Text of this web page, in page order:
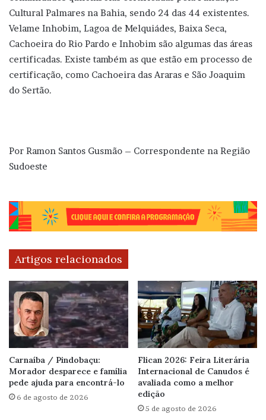
Cultural Palmares na Bahia, sendo 24 das 44 existentes.
Velame Inhobim, Lagoa de Melquiádes, Baixa Seca,
Cachoeira do Rio Pardo e Inhobim são algumas das áreas
certificadas. Existe também as que estão em processo de
certificação, como Cachoeira das Araras e São Joaquim
do Sertão.
Por Ramon Santos Gusmão – Correspondente na Região
Sudoeste
Artigos relacionados
Carnaíba / Pindobaçu:
Morador desparece e família
pede ajuda para encontrá-lo
6 de agosto de 2026
Flican 2026: Feira Literária
Internacional de Canudos é
avaliada como a melhor
edição
5 de agosto de 2026